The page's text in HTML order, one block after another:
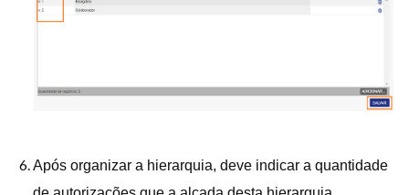
Após organizar a hierarquia, deve indicar a quantidade